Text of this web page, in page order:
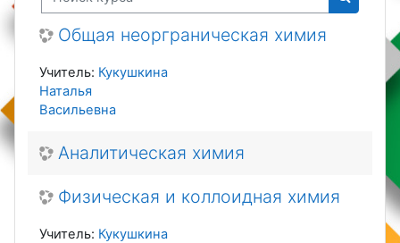
Поиск
Общая неорграническая химия
Учитель: Кукушкина
Наталья
Васильевна
Аналитическая химия
Физическая и коллоидная химия
Учитель: Кукушкина